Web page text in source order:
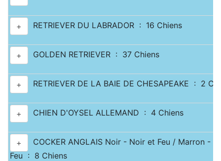
+ RETRIEVER DU LABRADOR : 16 Chiens
+ GOLDEN RETRIEVER : 37 Chiens
+ RETRIEVER DE LA BAIE DE CHESAPEAKE : 2
+ CHIEN D'OYSEL ALLEMAND : 4 Chiens
+
COCKER ANGLAIS Noir - Noir et Feu / Marron -
Feu : 8 Chiens